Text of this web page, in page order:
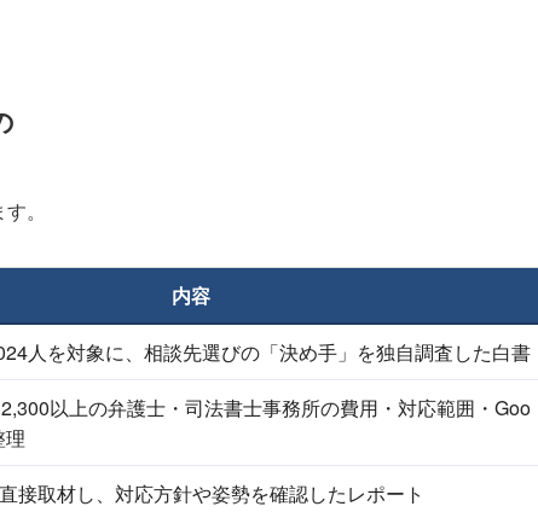
。
内容
人を対象に、相談先選びの「決め手」を独自調査した白書
以上の弁護士・司法書士事務所の費用・対応範囲・Goo
理
接取材し、対応方針や姿勢を確認したレポート